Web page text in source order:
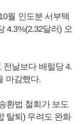
월 인도분 서부텍
4.3%(2.32달러) 오
전날보다 배럴당 4.
마감했다.
환법 철회가 보도
탈퇴) 우려도 완화